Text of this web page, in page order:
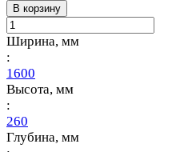
В корзину
Ширина, мм
:
1600
Высота, мм
:
260
Глубина, мм